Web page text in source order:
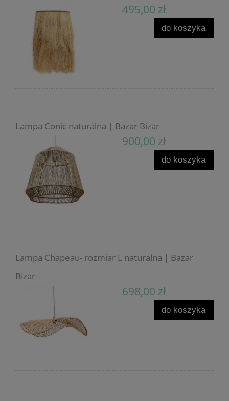
495,00 zł
do koszyka
Lampa Conic naturalna | Bazar Bizar
900,00 zł
do koszyka
Lampa Chapeau- rozmiar L naturalna | Bazar
Bizar
698,00 zł
do koszyka